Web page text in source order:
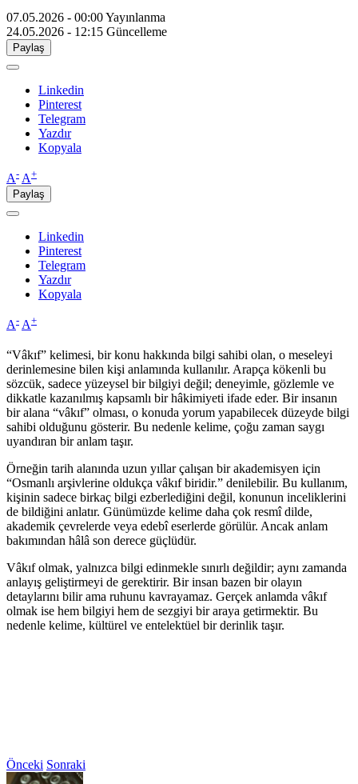
07.05.2026 - 00:00Yayınlanma
24.05.2026 - 12:15 Güncelleme
Paylaş
Linkedin
Pinterest
Telegram
Yazdır
Kopyala
A- A+
Paylaş
Linkedin
Pinterest
Telegram
Yazdır
Kopyala
A- A+
“Vâkıf” kelimesi, bir konu hakkında bilgi sahibi olan, o meseleyi
derinlemesine bilen kişi anlamında kullanılır. Arapça kökenli bu
sözcük, sadece yüzeysel bir bilgiyi değil; deneyimle, gözlemle ve
dikkatle kazanılmış kapsamlı bir hâkimiyeti ifade eder. Bir insanın
bir alana “vâkıf” olması, o konuda yorum yapabilecek düzeyde bilgi
sahibi olduğunu gösterir. Bu nedenle kelime, çoğu zaman saygı
uyandıran bir anlam taşır.
Örneğin tarih alanında uzun yıllar çalışan bir akademisyen için
“Osmanlı arşivlerine oldukça vâkıf biridir.” denilebilir. Bu kullanım,
kişinin sadece birkaç bilgi ezberlediğini değil, konunun inceliklerini
de bildiğini anlatır. Günümüzde kelime daha çok resmî dilde,
akademik çevrelerde veya edebî eserlerde görülür. Ancak anlam
bakımından hâlâ son derece güçlüdür.
Vâkıf olmak, yalnızca bilgi edinmekle sınırlı değildir; aynı zamanda
anlayış geliştirmeyi de gerektirir. Bir insan bazen bir olayın
detaylarını bilir ama ruhunu kavrayamaz. Gerçek anlamda vâkıf
olmak ise hem bilgiyi hem de sezgiyi bir araya getirmektir. Bu
nedenle kelime, kültürel ve entelektüel bir derinlik taşır.
Önceki Sonraki